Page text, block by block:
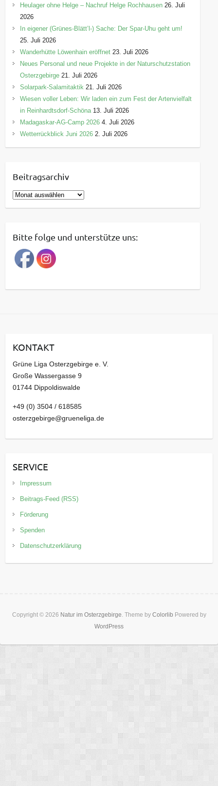
Heulager ohne Helge – Nachruf Helge Rochhausen 26. Juli
2026
In eigener (Grünes-Blätt’l-) Sache: Der Spar-Uhu geht um!
25. Juli 2026
Wanderhütte Löwenhain eröffnet 23. Juli 2026
Neues Personal und neue Projekte in der Naturschutzstation
Osterzgebirge 21. Juli 2026
Solarpark-Salamitaktik 21. Juli 2026
Wiesen voller Leben: Wir laden ein zum Fest der Artenvielfalt
in Reinhardtsdorf-Schöna 13. Juli 2026
Madagaskar-AG-Camp 2026 4. Juli 2026
Wetterrückblick Juni 2026 2. Juli 2026
Beitragsarchiv
B
e
r
a
g
a
v
Bitte folge und unterstütze uns:
KONTAKT
Grüne Liga Osterzgebirge e. V.
Große Wassergasse 9
01744 Dippoldiswalde
+49 (0) 3504 / 618585
osterzgebirge@grueneliga.de
SERVICE
Impressum
Beitrags-Feed (RSS)
Förderung
Spenden
Datenschutzerklärung
Copyright © 2026 Natur im Osterzgebirge . Theme by Colorlib Powered by
WordPress